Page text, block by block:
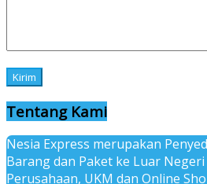
Tentang Kami
Nesia Express merupakan
Barang dan Paket ke Luar
Perusahaan, UKM dan Online